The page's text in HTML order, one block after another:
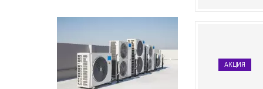
АКЦИЯ